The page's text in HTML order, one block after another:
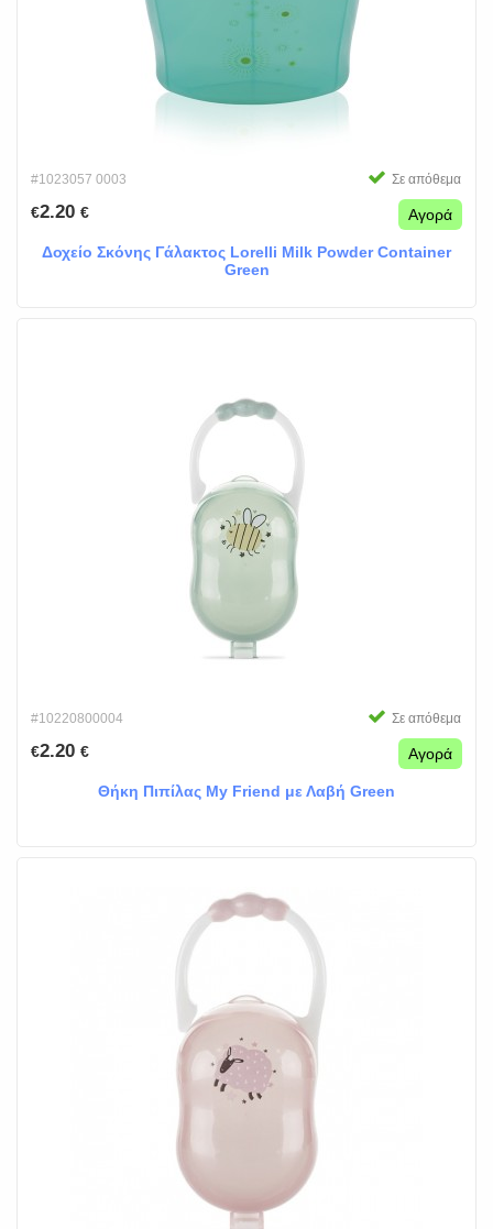
#1023057 0003 Σε απόθεμα
€2.20 € Αγορά
Δοχείο Σκόνης Γάλακτος Lorelli Milk Powder Container
Green
#10220800004 Σε απόθεμα
€2.20 € Αγορά
Θήκη Πιπίλας My Friend με Λαβή Green